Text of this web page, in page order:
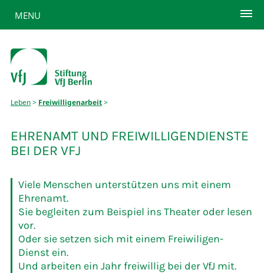
MENU
Leben> Freiwilligenarbeit>
EHRENAMT UND FREIWILLIGENDIENSTE
BEI DER VFJ
Viele Menschen unterstützen uns mit einem
Ehrenamt.
Sie begleiten zum Beispiel ins Theater oder lesen
vor.
Oder sie setzen sich mit einem Freiwiligen-
Dienst ein.
Und arbeiten ein Jahr freiwillig bei der VfJ mit.